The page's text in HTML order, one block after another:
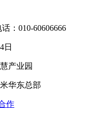
：010-60606666
日
产业园
华东总部
作